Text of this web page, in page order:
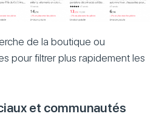
de la boutique ou
pour filtrer plus rapidement les
et communautés